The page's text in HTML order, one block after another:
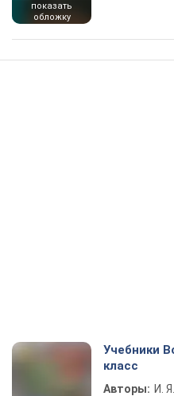
показать
обложку
Учебники
класс
Авторы: И.